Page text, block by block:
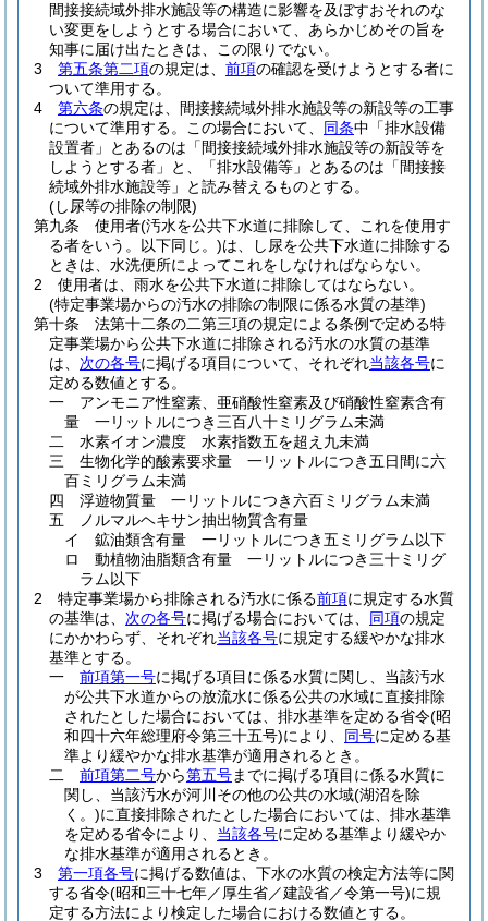
間接接続域外排水施設等の構造に影響を及ぼすおそれのな
い変更をしようとする場合において、あらかじめその旨を
知事に届け出たときは、この限りでない。
3
第五条第二項の規定は、 前項の確認を受けようとする者に
ついて準用する。
4
第六条の規定は、間接接続域外排水施設等の新設等の工事
について準用する。
この場合において、 同条中「排水設備
設置者」とあるのは「間接接続域外排水施設等の新設等を
しようとする者」と、「排水設備等」とあるのは「間接接
続域外排水施設等」と読み替えるものとする。
(し尿等の排除の制限)
第九条
使用者(汚水を公共下水道に排除して、これを使用す
る者をいう。以下同じ。)は、し尿を公共下水道に排除する
ときは、水洗便所によってこれをしなければならない。
2
使用者は、雨水を公共下水道に排除してはならない。
(特定事業場からの汚水の排除の制限に係る水質の基準)
第十条
法第十二条の二第三項の規定による条例で定める特
定事業場から公共下水道に排除される汚水の水質の基準
は、 次の各号に掲げる項目について、それぞれ当該各号に
定める数値とする。
一
アンモニア性窒素、亜硝酸性窒素及び硝酸性窒素含有
量 一リットルにつき三百八十ミリグラム未満
二
水素イオン濃度 水素指数五を超え九未満
三
生物化学的酸素要求量 一リットルにつき五日間に六
百ミリグラム未満
四
浮遊物質量 一リットルにつき六百ミリグラム未満
五
ノルマルヘキサン抽出物質含有量
イ
鉱油類含有量 一リットルにつき五ミリグラム以下
ロ
動植物油脂類含有量 一リットルにつき三十ミリグ
ラム以下
2
特定事業場から排除される汚水に係る前項に規定する水質
の基準は、 次の各号に掲げる場合においては、 同項の規定
にかかわらず、それぞれ当該各号に規定する緩やかな排水
基準とする。
一
前項第一号に掲げる項目に係る水質に関し、当該汚水
が公共下水道からの放流水に係る公共の水域に直接排除
されたとした場合においては、排水基準を定める省令(昭
和四十六年総理府令第三十五号)により、 同号に定める基
準より緩やかな排水基準が適用されるとき。
二
前項第二号から第五号までに掲げる項目に係る水質に
関し、当該汚水が河川その他の公共の水域(湖沼を除
く。)に直接排除されたとした場合においては、排水基準
を定める省令により、 当該各号に定める基準より緩やか
な排水基準が適用されるとき。
3
第一項各号に掲げる数値は、下水の水質の検定方法等に関
する省令(昭和三十七年／厚生省／建設省／令第一号)に規
定する方法により検定した場合における数値とする。